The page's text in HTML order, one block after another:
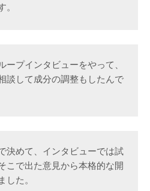
。
ープインタビューをやって、
談して成分の調整もしたんで
決めて、インタビューでは試
こで出た意見から本格的な開
した。